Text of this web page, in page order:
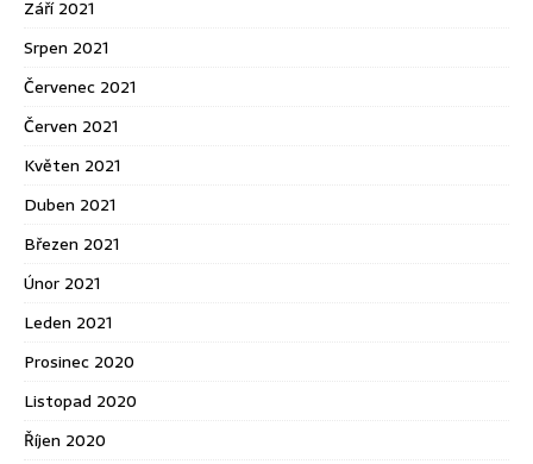
Září 2021
Srpen 2021
Červenec 2021
Červen 2021
Květen 2021
Duben 2021
Březen 2021
Únor 2021
Leden 2021
Prosinec 2020
Listopad 2020
Říjen 2020